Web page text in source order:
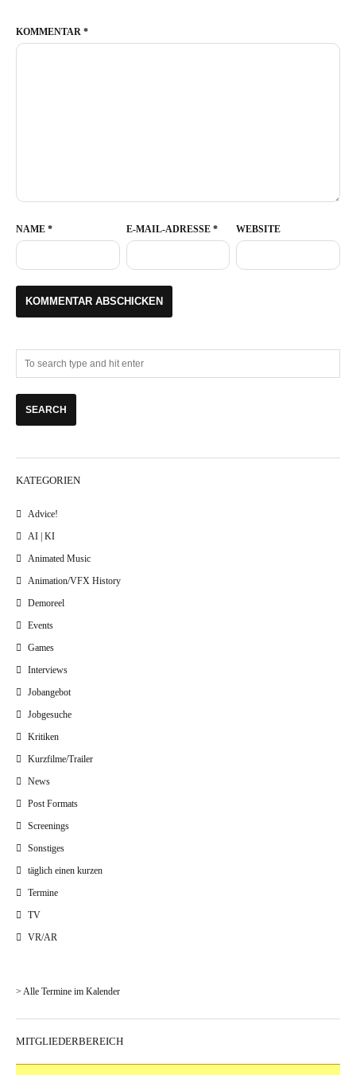
KOMMENTAR *
NAME * E-MAIL-ADRESSE * WEBSITE
KATEGORIEN
Advice!
AI | KI
Animated Music
Animation/VFX History
Demoreel
Events
Games
Interviews
Jobangebot
Jobgesuche
Kritiken
Kurzfilme/Trailer
News
Post Formats
Screenings
Sonstiges
täglich einen kurzen
Termine
TV
VR/AR
> Alle Termine im Kalender
MITGLIEDERBEREICH